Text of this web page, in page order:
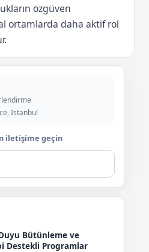
özgüven
ortamlarda daha aktif rol
İstanbul
iletişime geçin
Bütünleme ve
Destekli Programlar